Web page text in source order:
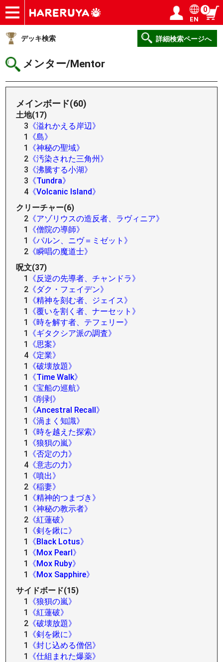
ショップ
買取
記事
デッキ検索
デッキ構築
選手一覧
店舗一覧
イベント
ヘルプ
お問い合わせ ログイン／会員登録
EN
0
デッキ検索 詳細検索ページへ
メンター/Mentor
メインボード(60)
土地(17)
3 《溢れかえる岸辺》
1
《島》
1
《神秘の聖域》
2 《汚染された三角州》
3 《沸騰する小湖》
3 《Tundra》
4 《Volcanic Island》
クリーチャー(6)
2 《アゾリウスの造反者、ラヴィニア》
1
《僧院の導師》
1
《パルン、ニヴ＝ミゼット》
2 《瞬唱の魔道士》
呪文(37)
1
《反逆の先導者、チャンドラ》
2 《ダク・フェイデン》
1
《精神を刻む者、ジェイス》
1
《覆いを割く者、ナーセット》
1
《時を解す者、テフェリー》
1
《ギタクシア派の調査》
1
《思案》
4 《定業》
1
《破壊放題》
1
《Time Walk》
1
《宝船の巡航》
1
《削剥》
1
《Ancestral Recall》
1
《渦まく知識》
1
《時を越えた探索》
1
《狼狽の嵐》
1
《否定の力》
4 《意志の力》
1
《噴出》
2 《稲妻》
1
《精神的つまづき》
1
《神秘の教示者》
2 《紅蓮破》
1
《剣を鍬に》
1
《Black Lotus》
1
《Mox Pearl》
1
《Mox Ruby》
1
《Mox Sapphire》
サイドボード(15)
1
《狼狽の嵐》
1
《紅蓮破》
2 《破壊放題》
1
《剣を鍬に》
1
《封じ込める僧侶》
1
《仕組まれた爆薬》